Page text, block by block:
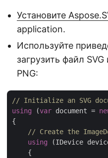
Установите
application.
Используйте
загрузить файл
PNG:
// Initialize an SVG
using (var document =
{
// Create the
using (IDevice
    {